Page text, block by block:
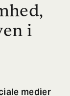
i
medier